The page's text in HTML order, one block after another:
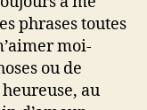
phrases toutes
moi-
ou de
au